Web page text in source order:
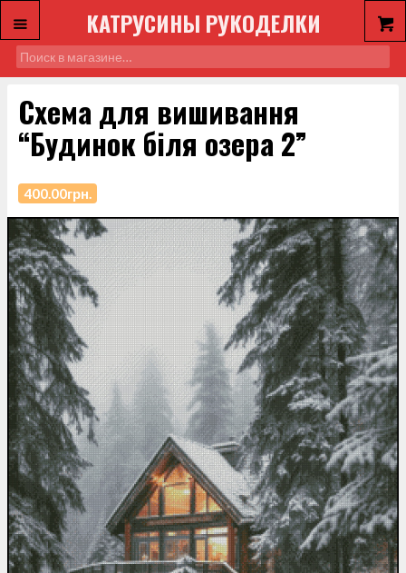
КАТРУСИНЫ РУКОДЕЛКИ
Схема для вишивання
“Будинок біля озера 2”
400.00грн.